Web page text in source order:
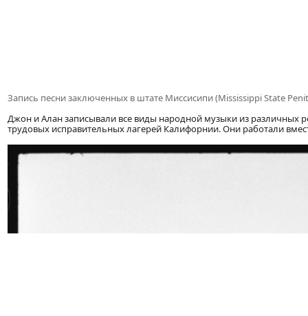
Запись песни заключенных в штате Миссисипи (Mississippi State
Джон и Алан записывали все виды народной музыки из различных
трудовых исправительных лагерей Калифорнии. Они работали